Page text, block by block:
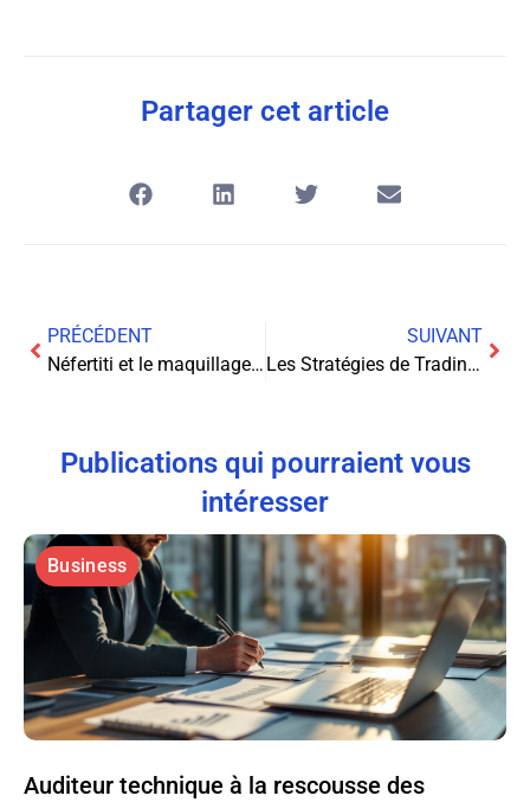
Partager cet article
PRÉCÉDENT
Néfertiti et le maquillage virtuel : beauté pixelisée
SUIVANT
Les Stratégies de Trading de Crypto-Monnaies que les Pros Gardent Secrètes!
Publications qui pourraient vous
intéresser
Business
Auditeur technique à la rescousse des